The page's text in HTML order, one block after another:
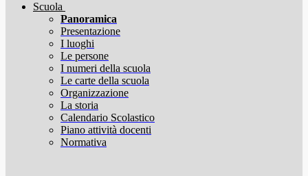
Scuola
Panoramica
Presentazione
I luoghi
Le persone
I numeri della scuola
Le carte della scuola
Organizzazione
La storia
Calendario Scolastico
Piano attività docenti
Normativa